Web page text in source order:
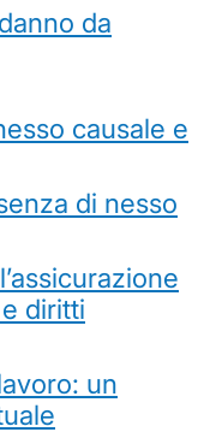
da
causale e
di nesso
diritti
un